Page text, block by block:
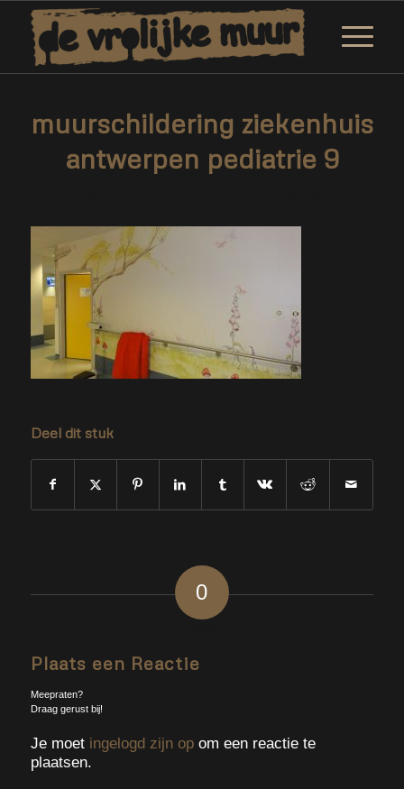
muurschildering ziekenhuis
antwerpen pediatrie 9
Deel dit stuk
0
Plaats een Reactie
Meepraten?
Draag gerust bij!
Je moet ingelogd zijn opom een reactie te
plaatsen.